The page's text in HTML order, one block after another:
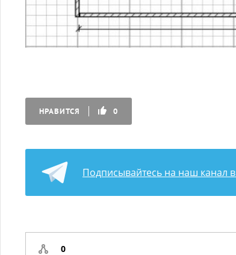
НРАВИТСЯ 0
Подписывайтесь на наш канал в
0